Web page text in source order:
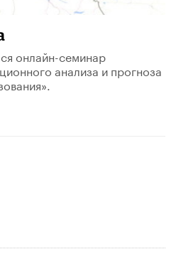
онлайн-семинар
анализа и прогноза